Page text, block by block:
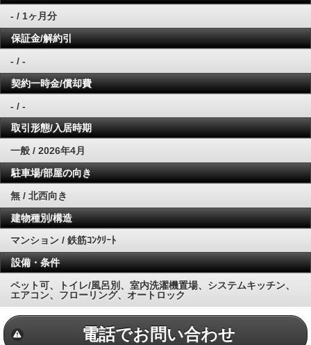
- / 1ヶ月分
保証金/解約引
- / -
契約一時金/償却費
- / -
取引形態/入居時期
一般 / 2026年4月
駐車場/部屋の向き
無 / 北西向き
建物種別/構造
マンション / 鉄筋ｺﾝｸﾘｰﾄ
設備・条件
ペット可、トイレ/風呂別、室内洗濯機置場、システムキッチン、
エアコン、フローリング、オートロック
電話でお問い合わせ